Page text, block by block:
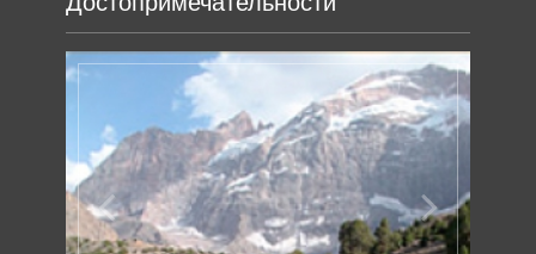
Previous Next